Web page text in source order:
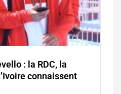
: la RDC, la
connaissent